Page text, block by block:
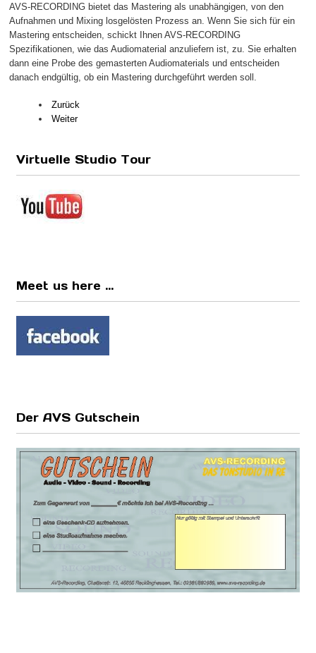
AVS-RECORDING bietet das Mastering als unabhängigen, von den
Aufnahmen und Mixing losgelösten Prozess an. Wenn Sie sich für ein
Mastering entscheiden, schickt Ihnen AVS-RECORDING
Spezifikationen, wie das Audiomaterial anzuliefern ist, zu. Sie erhalten
dann eine Probe des gemasterten Audiomaterials und entscheiden
danach endgültig, ob ein Mastering durchgeführt werden soll.
Zurück
Weiter
Virtuelle Studio Tour
Meet us here ...
Der AVS Gutschein